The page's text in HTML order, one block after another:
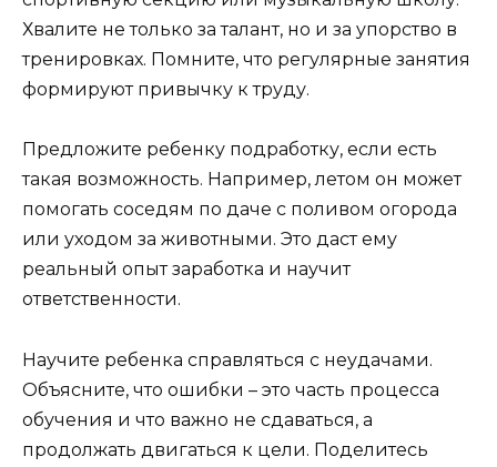
Хвалите не только за талант, но и за упорство в
тренировках. Помните, что регулярные занятия
формируют привычку к труду.
Предложите ребенку подработку, если есть
такая возможность. Например, летом он может
помогать соседям по даче с поливом огорода
или уходом за животными. Это даст ему
реальный опыт заработка и научит
ответственности.
Научите ребенка справляться с неудачами.
Объясните, что ошибки – это часть процесса
обучения и что важно не сдаваться, а
продолжать двигаться к цели. Поделитесь